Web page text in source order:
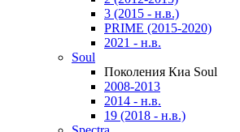
3 (2015 - н.в.)
PRIME (2015-2020)
2021 - н.в.
Soul
Поколения Киа Soul
2008-2013
2014 - н.в.
19 (2018 - н.в.)